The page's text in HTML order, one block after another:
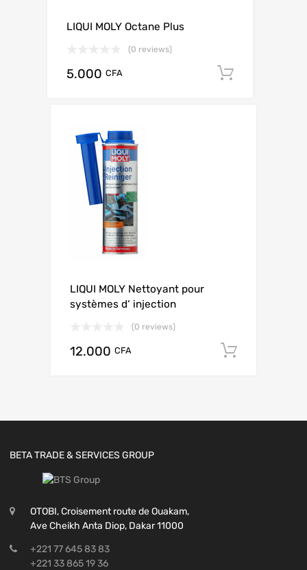
LIQUI MOLY Octane Plus
(0 reviews)
5.000 CFA
LIQUI MOLY Nettoyant pour
systèmes d‘ injection
(0 reviews)
12.000 CFA
BETA TRADE & SERVICES GROUP
OTOBI, Croisement route de Ouakam,
Ave Cheikh Anta Diop, Dakar 11000
+221 77 645 83 83
+221 33 865 19 36